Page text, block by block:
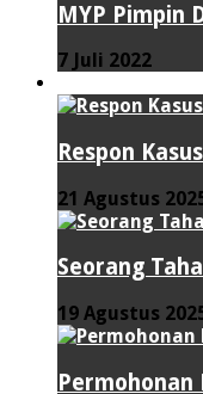
MYP Pimpin
7 Juli 2022
Respon
21 Agustus
Seorang
19 Agustus